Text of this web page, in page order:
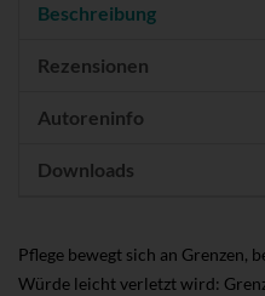
Beschreibung
Rezensionen
Autoreninfo
Downloads
Pflege bewegt sich an Grenzen,
Würde leicht verletzt wird: